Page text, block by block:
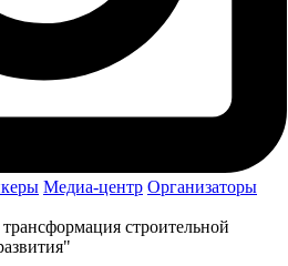
Медиа-центр Организаторы
строительной